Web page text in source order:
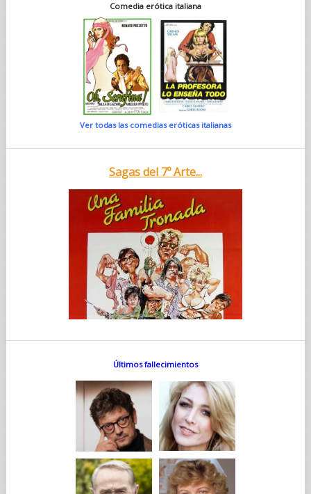
Comedia erótica italiana
Ver todas las comedias eróticas italianas
Sagas del 7º Arte...
Últimos fallecimientos